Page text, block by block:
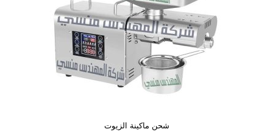
شحن ماكينة الزيوت